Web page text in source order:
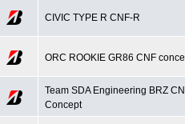
CIVIC TYPE R CNF-R
ORC ROOKIE GR86 CNF concept
Team SDA Engineering BRZ CNF
Concept